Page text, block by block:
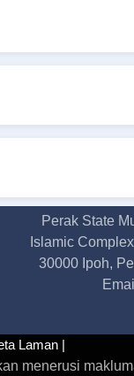
Perak State
Islamic
30000 Ipoh,
Laman |
menerusi